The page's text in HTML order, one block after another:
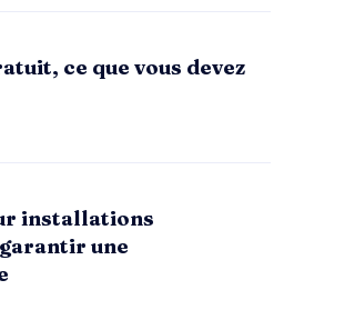
ce que vous devez
installations
une